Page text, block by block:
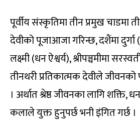
पूर्वीय संस्कृतिमा तीन प्रमुख
देवीको पूजाआजा गरिन्छ, दशैंमा दुर्गा
लक्ष्मी (धन ऐश्वर्य), श्रीपञ्चमीमा
तीनथरी प्रतिकात्मक देवीले
। अर्थात श्रेष्ठ जीवनका लागि शक्ति,
कलाले युक्त हुनुपर्छ भनी इंगित गर्छ ।